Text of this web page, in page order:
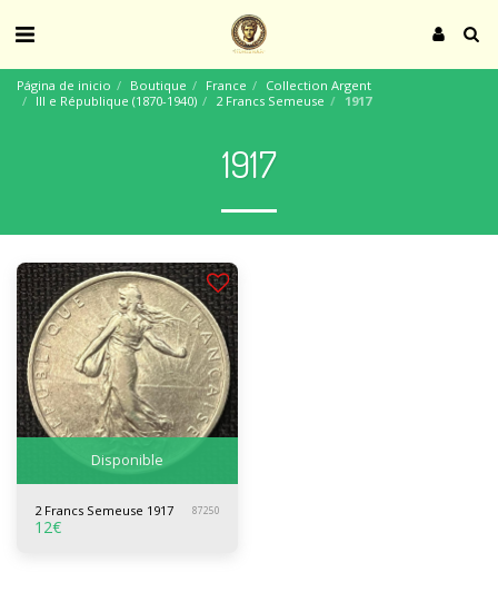
Página de inicio Boutique France
Collection Argent
III e République (1870-1940)
2 Francs Semeuse 1917
1917
Disponible
2 Francs Semeuse 1917 87250
12€